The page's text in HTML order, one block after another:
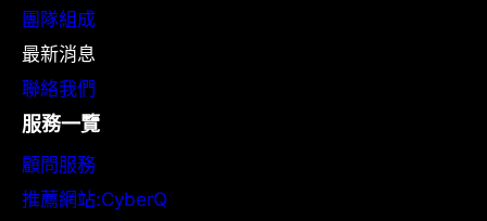
團隊組成
最新消息
聯絡我們
服務一覽
顧問服務
推薦網站:CyberQ